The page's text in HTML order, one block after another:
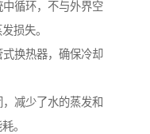
循环，不与外界空
损失。
换热器，确保冷却
减少了水的蒸发和
。